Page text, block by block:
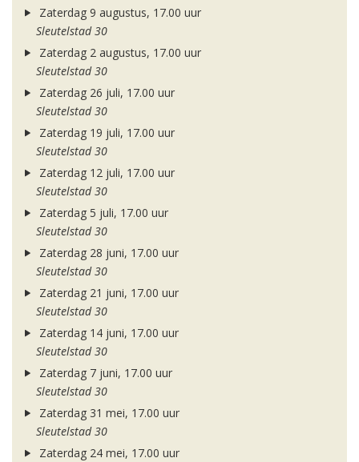
Zaterdag 9 augustus, 17.00 uur
Sleutelstad 30
Zaterdag 2 augustus, 17.00 uur
Sleutelstad 30
Zaterdag 26 juli, 17.00 uur
Sleutelstad 30
Zaterdag 19 juli, 17.00 uur
Sleutelstad 30
Zaterdag 12 juli, 17.00 uur
Sleutelstad 30
Zaterdag 5 juli, 17.00 uur
Sleutelstad 30
Zaterdag 28 juni, 17.00 uur
Sleutelstad 30
Zaterdag 21 juni, 17.00 uur
Sleutelstad 30
Zaterdag 14 juni, 17.00 uur
Sleutelstad 30
Zaterdag 7 juni, 17.00 uur
Sleutelstad 30
Zaterdag 31 mei, 17.00 uur
Sleutelstad 30
Zaterdag 24 mei, 17.00 uur